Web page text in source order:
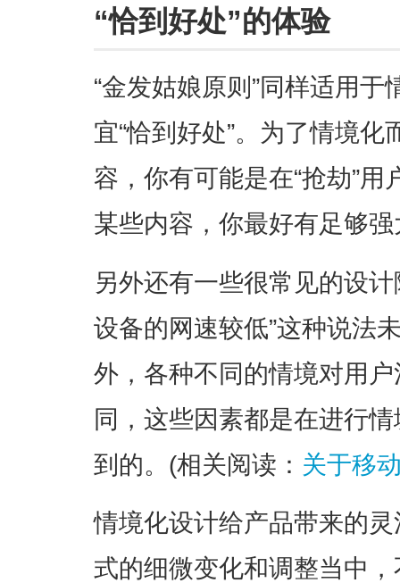
“恰到好处”的体验
“金发姑娘原则”同样适用
宜“恰到好处”。为了情境
容，你有可能是在“抢劫”
某些内容，你最好有足够
另外还有一些很常见的设
设备的网速较低”这种说法
外，各种不同的情境对用
同，这些因素都是在进行
到的。(相关阅读： 关于移
情境化设计给产品带来的
式的细微变化和调整当中